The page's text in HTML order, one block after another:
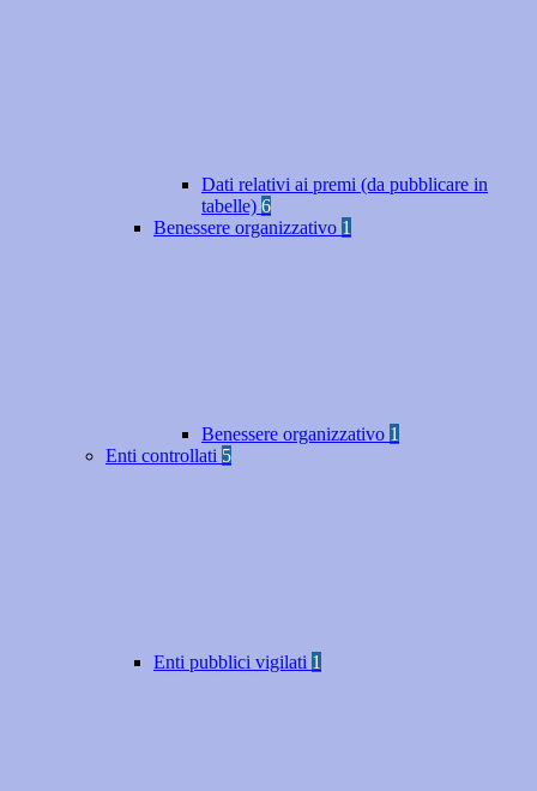
Dati relativi ai premi (da pubblicare in
tabelle) 6
Benessere organizzativo 1
Benessere organizzativo 1
Enti controllati 5
Enti pubblici vigilati 1